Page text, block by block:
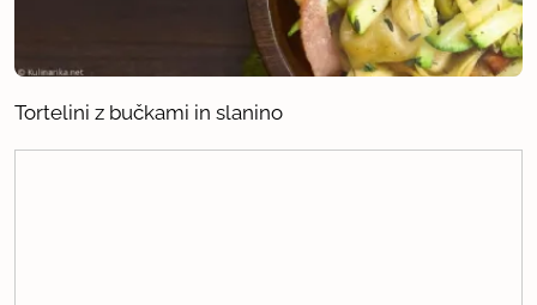
Tortelini z bučkami in slanino